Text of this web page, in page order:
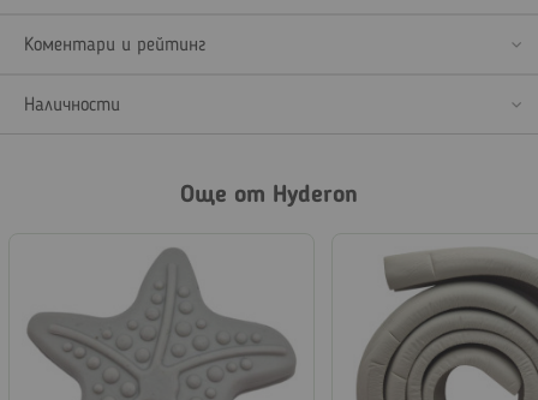
Коментари и рейтинг
Наличности
Още от Hyderon